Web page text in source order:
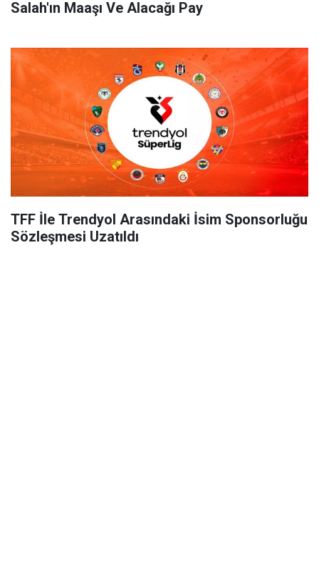
Salah'ın Maaşı Ve Alacağı Pay
TFF İle Trendyol Arasındaki İsim Sponsorluğu
Sözleşmesi Uzatıldı